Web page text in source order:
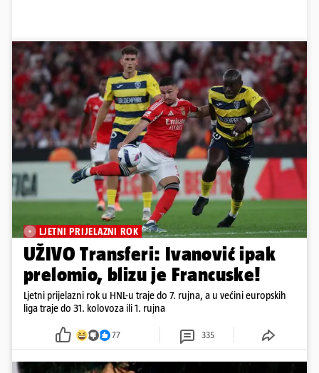
LJETNI PRIJELAZNI ROK
UŽIVO Transferi: Ivanović ipak
prelomio, blizu je Francuske!
Ljetni prijelazni rok u HNL-u traje do 7. rujna, a u većini europskih
liga traje do 31. kolovoza ili 1. rujna
77 335